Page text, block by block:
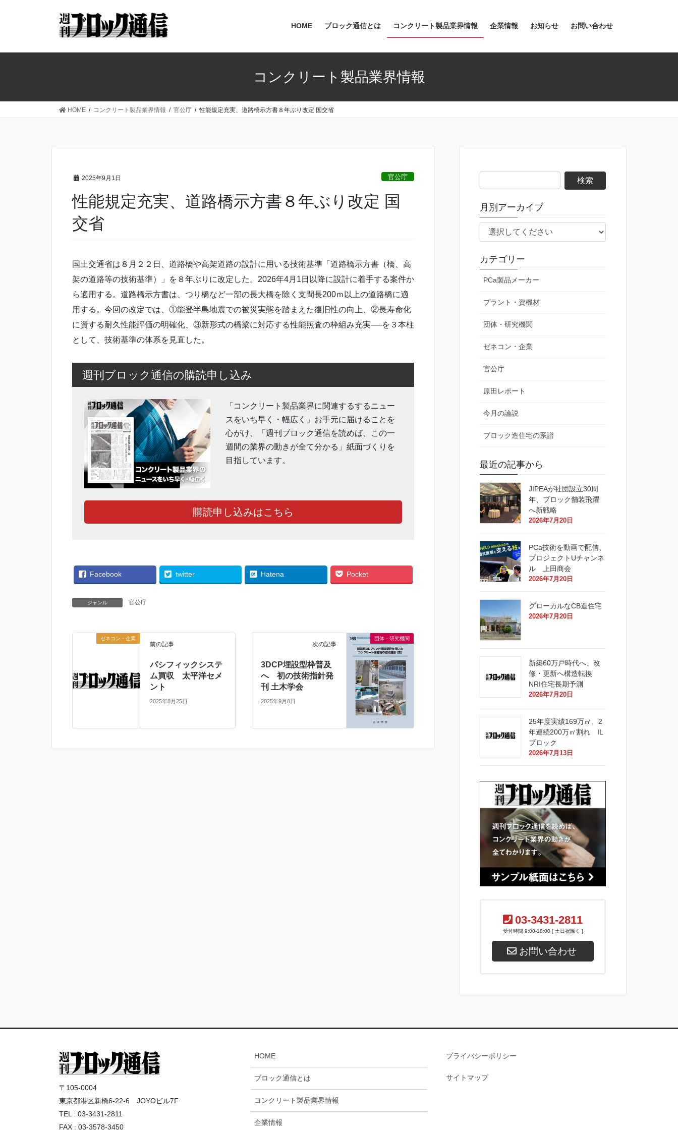
ツ
ッ
シ
移
HOME ブロック通信とは コンクリート製品業界情報 企業情報 お知らせ お問い合わせ
コンクリート製品業界情報
HOME コンクリート製品業界情報 官公庁 性能規定充実、道路橋示方書８年ぶり改定 国交省
2025年9月1日 官公庁
性能規定充実、道路橋示方書８年ぶり改定 国
交省
国土交通省は８月２２日、道路橋や高架道路の設計に用いる技術基準「道路橋示方書（橋、高
架の道路等の技術基準）」を８年ぶりに改定した。2026年4月1日以降に設計に着手する案件か
ら適用する。道路橋示方書は、つり橋など一部の長大橋を除く支間長200ｍ以上の道路橋に適
用する。今回の改定では、①能登半島地震での被災実態を踏まえた復旧性の向上、②長寿命化
に資する耐久性能評価の明確化、③新形式の橋梁に対応する性能照査の枠組み充実──を３本柱
として、技術基準の体系を見直した。
週刊ブロック通信の購読申し込み
「コンクリート製品業界に関連するするニュー
スをいち早く・幅広く」お手元に届けることを
心がけ、「週刊ブロック通信を読めば、この一
週間の業界の動きが全て分かる」紙面づくりを
目指しています。
購読申し込みはこちら
Facebook twitter Hatena Pocket
ジャンル 官公庁
ゼネコン・企業
前の記事
パシフィックシステ
ム買収 太平洋セメ
ント
2025年8月25日
団体・研究機関
次の記事
3DCP埋設型枠普及
へ 初の技術指針発
刊 土木学会
2025年9月8日
索:
月別アーカイブ
カテゴリー
PCa製品メーカー
プラント・資機材
団体・研究機関
ゼネコン・企業
官公庁
原田レポート
今月の論説
ブロック造住宅の系譜
最近の記事から
JIPEAが社団設立30周
年、ブロック舗装飛躍
へ新戦略
2026年7月20日
PCa技術を動画で配信、
プロジェクトUチャンネ
ル 上田商会
2026年7月20日
グローカルなCB造住宅
2026年7月20日
新築60万戸時代へ、改
修・更新へ構造転換
NRI住宅長期予測
2026年7月20日
25年度実績169万㎡、2
年連続200万㎡割れ IL
ブロック
2026年7月13日
03-3431-2811
受付時間 9:00-18:00 [ 土日祝除く ]
お問い合わせ
〒105-0004
東京都港区新橋6-22-6 JOYOビル7F
TEL : 03-3431-2811
FAX : 03-3578-3450
HOME
ブロック通信とは
コンクリート製品業界情報
企業情報
プライバシーポリシー
サイトマップ